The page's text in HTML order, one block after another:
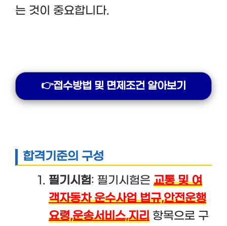
는 것이 중요합니다.
👉접수방법 및 면제조건 알아보기
합격기준의 구성
필기시험: 필기시험은 교통 및 여
객자동차 운수사업 법규,안전운행
요령,운송서비스,지리 항목으로 구